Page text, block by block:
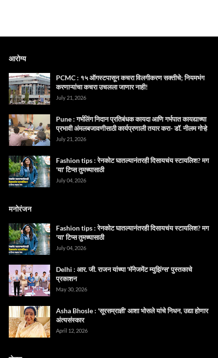
आरोग्य
PCMC : १५ ऑगस्टपासून कचरा विलगीकरण सक्तीचे; नियमभंग
करणाऱ्यांचा कचरा उचलला जाणार नाही!
July 21, 2026
Pune : गर्भलिंग निदान प्रतिबंधक कायदा आणि गर्भपात कायद्याच्या
प्रभावी अंमलबजावणीसाठी कार्यप्रणाली तयार करा- डॉ. नीलम गोऱ्हे
July 21, 2026
Fashion tips : रेनकोट घातल्यानंतरही दिसायचंय स्टायलिश? मग
'या' टिप्स तुमच्यासाठी
July 04, 2026
मनोरंजन
Fashion tips : रेनकोट घातल्यानंतरही दिसायचंय स्टायलिश? मग
'या' टिप्स तुमच्यासाठी
July 04, 2026
Delhi : आर. जी. राजन यांच्या 'मॅनेजमेंट म्युझिंग्स' पुस्तकाचे
प्रकाशन
May 30, 2026
Asha Bhosle : 'सूरसम्राज्ञी' आशा भोसले यांचे निधन, उद्या होणार
अंत्यसंस्कार
April 12, 2026